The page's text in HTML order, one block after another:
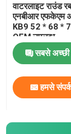
मैकेनिकल दस्ता
वाल्व स्टेम तेल
इंजन मरम्मत भागों
वाटरलाइट राउंड
एनबीआर एफकेएम
KB9 52 * 68 *
OEM उपलब्ध
सबसे
हमसे